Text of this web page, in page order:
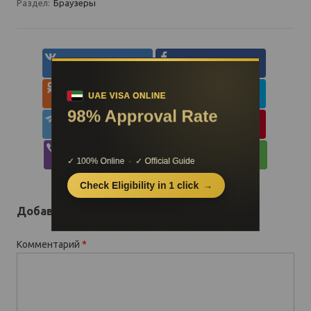
Раздел: Браузеры
Добавить комментарий
Комментарий *